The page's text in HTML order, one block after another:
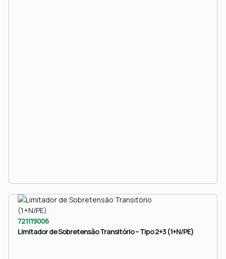
721119006
Limitador de Sobretensão Transitório – Tipo 2+3 (1+N/PE)